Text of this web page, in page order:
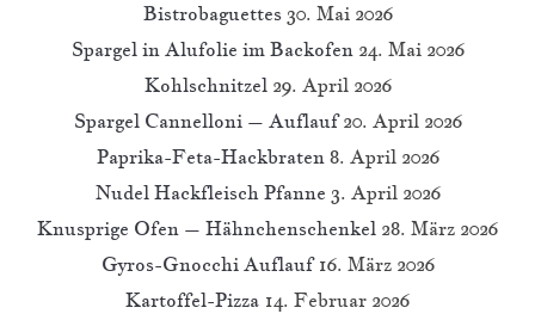
Bistrobaguettes 30. Mai 2026
Spargel in Alufolie im Backofen 24. Mai 2026
Kohlschnitzel 29. April 2026
Spargel Cannelloni – Auflauf 20. April 2026
Paprika-Feta-Hackbraten 8. April 2026
Nudel Hackfleisch Pfanne 3. April 2026
Knusprige Ofen – Hähnchenschenkel 28. März 2026
Gyros-Gnocchi Auflauf 16. März 2026
Kartoffel-Pizza 14. Februar 2026